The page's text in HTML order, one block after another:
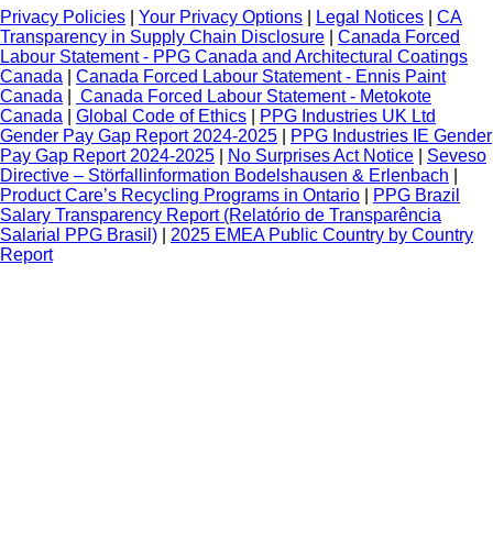
Privacy Policies
Your Privacy Options Legal Notices
CA
Transparency in Supply Chain Disclosure
Canada Forced
Labour Statement - PPG Canada and Architectural Coatings
Canada
Canada Forced Labour Statement - Ennis Paint
Canada
Canada Forced Labour Statement - Metokote
Canada
Global Code of Ethics
PPG Industries UK Ltd
Gender Pay Gap Report 2024-2025
PPG Industries IE Gender
Pay Gap Report 2024-2025
No Surprises Act Notice
Seveso
Directive – Störfallinformation Bodelshausen & Erlenbach
Product Care’s Recycling Programs in Ontario
PPG Brazil
Salary Transparency Report (Relatório de Transparência
Salarial PPG Brasil)
2025 EMEA Public Country by Country
Report